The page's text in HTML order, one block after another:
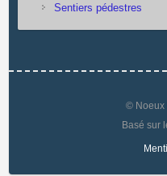
Sentiers pédestres
© Noeux
Basé sur